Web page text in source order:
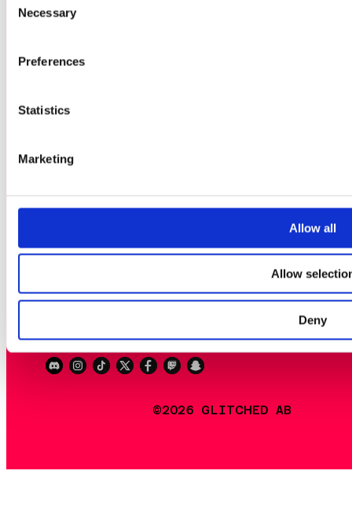
Selection
Necessary
Preferences
Statistics
Marketing
Allow all
Allow
Deny
EN
©2026 GLITCHED AB